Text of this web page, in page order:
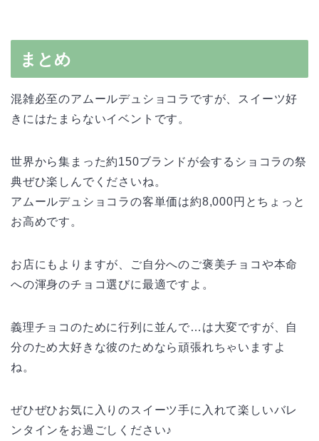
まとめ
混雑必至のアムールデュショコラですが、スイーツ好
きにはたまらないイベントです。
世界から集まった約150ブランドが会するショコラの祭
典ぜひ楽しんでくださいね。
アムールデュショコラの客単価は約8,000円とちょっと
お高めです。
お店にもよりますが、ご自分へのご褒美チョコや本命
への渾身のチョコ選びに最適ですよ。
義理チョコのために行列に並んで…は大変ですが、自
分のため大好きな彼のためなら頑張れちゃいますよ
ね。
ぜひぜひお気に入りのスイーツ手に入れて楽しいバレ
ンタインをお過ごしください♪